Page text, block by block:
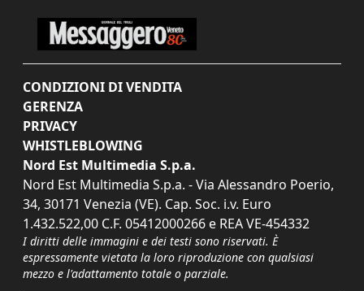
CONDIZIONI DI VENDITA
GERENZA
PRIVACY
WHISTLEBLOWING
Nord Est Multimedia S.p.a.
Nord Est Multimedia S.p.a. - Via Alessandro Poerio,
34, 30171 Venezia (VE). Cap. Soc. i.v. Euro
1.432.522,00 C.F. 05412000266 e REA VE-454332
I diritti delle immagini e dei testi sono riservati. È
espressamente vietata la loro riproduzione con qualsiasi
mezzo e l'adattamento totale o parziale.